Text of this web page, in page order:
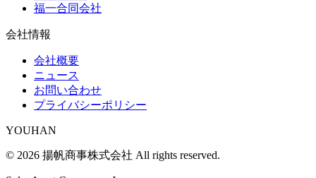
福一合同会社
会社情報
会社概要
ニュース
お問い合わせ
プライバシーポリシー
YOUHAN
© 2026 揚帆商事株式会社 All rights reserved.